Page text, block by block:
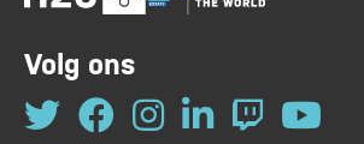
Volg ons